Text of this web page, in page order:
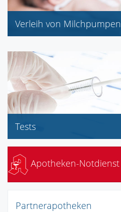
Verleih von Milchpumpen
Tests
Blutdruckmessung
Apotheken-Notdienst
Partnerapotheken